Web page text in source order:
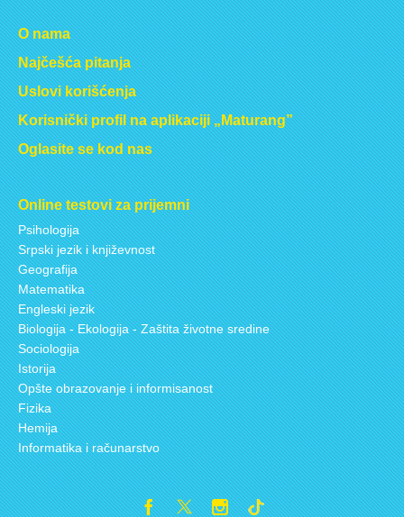
O nama
Najčešća pitanja
Uslovi korišćenja
Korisnički profil na aplikaciji „Maturang”
Oglasite se kod nas
Online testovi za prijemni
Psihologija
Srpski jezik i književnost
Geografija
Matematika
Engleski jezik
Biologija - Ekologija - Zaštita životne sredine
Sociologija
Istorija
Opšte obrazovanje i informisanost
Fizika
Hemija
Informatika i računarstvo